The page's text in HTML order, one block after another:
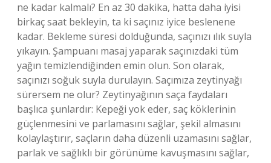
ne kadar kalmalı? En az 30 dakika, hatta daha iyisi
birkaç saat bekleyin, ta ki saçınız iyice beslenene
kadar. Bekleme süresi dolduğunda, saçınızı ılık suyla
yıkayın. Şampuanı masaj yaparak saçınızdaki tüm
yağın temizlendiğinden emin olun. Son olarak,
saçınızı soğuk suyla durulayın. Saçımıza zeytinyağı
sürersem ne olur? Zeytinyağının saça faydaları
başlıca şunlardır: Kepeği yok eder, saç köklerinin
güçlenmesini ve parlamasını sağlar, şekil almasını
kolaylaştırır, saçların daha düzenli uzamasını sağlar,
parlak ve sağlıklı bir görünüme kavuşmasını sağlar,